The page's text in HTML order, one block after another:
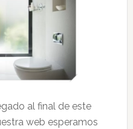
al final de este
web esperamos